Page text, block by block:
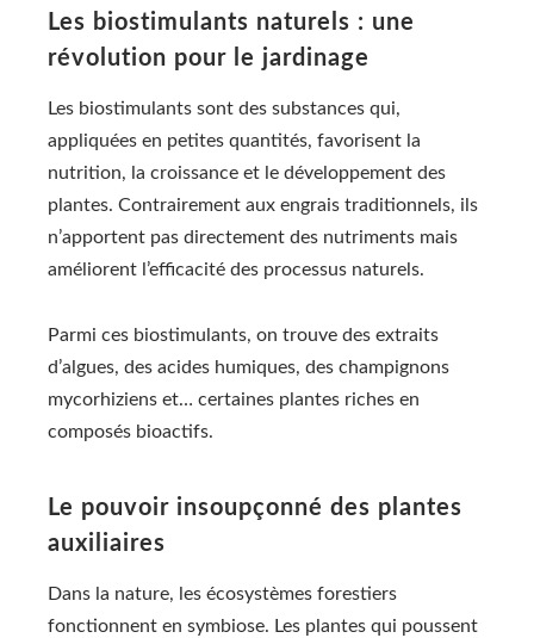
Les biostimulants naturels : une
révolution pour le jardinage
Les biostimulants sont des substances qui,
appliquées en petites quantités, favorisent la
nutrition, la croissance et le développement des
plantes. Contrairement aux engrais traditionnels, ils
n’apportent pas directement des nutriments mais
améliorent l’efficacité des processus naturels.
Parmi ces biostimulants, on trouve des extraits
d’algues, des acides humiques, des champignons
mycorhiziens et… certaines plantes riches en
composés bioactifs.
Le pouvoir insoupçonné des plantes
auxiliaires
Dans la nature, les écosystèmes forestiers
fonctionnent en symbiose. Les plantes qui poussent